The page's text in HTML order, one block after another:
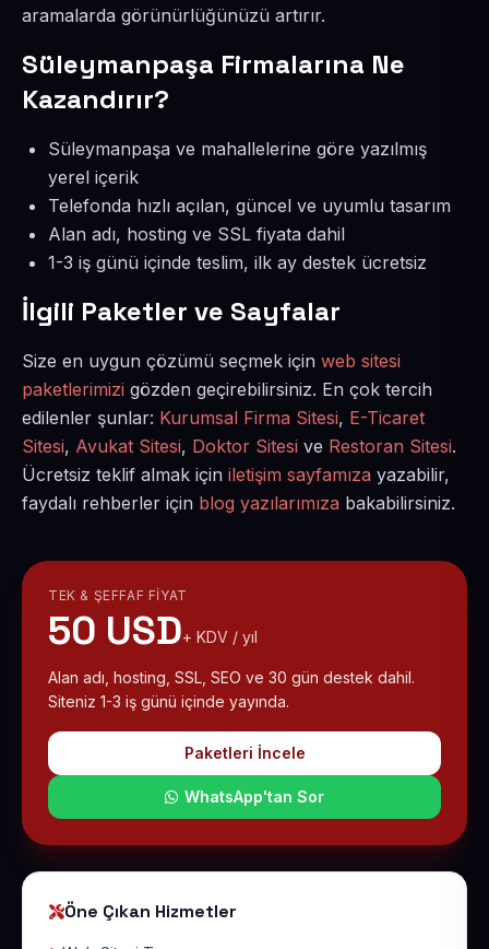
aramalarda görünürlüğünüzü artırır.
Süleymanpaşa Firmalarına Ne
Kazandırır?
Süleymanpaşa ve mahallelerine göre yazılmış
yerel içerik
Telefonda hızlı açılan, güncel ve uyumlu tasarım
Alan adı, hosting ve SSL fiyata dahil
1-3 iş günü içinde teslim, ilk ay destek ücretsiz
İlgili Paketler ve Sayfalar
Size en uygun çözümü seçmek için web sitesi
paketlerimizi gözden geçirebilirsiniz. En çok tercih
edilenler şunlar: Kurumsal Firma Sitesi, E-Ticaret
Sitesi, Avukat Sitesi, Doktor Sitesi ve Restoran Sitesi.
Ücretsiz teklif almak için iletişim sayfamıza yazabilir,
faydalı rehberler için blog yazılarımıza bakabilirsiniz.
TEK & ŞEFFAF FIYAT
50 USD+ KDV / yıl
Alan adı, hosting, SSL, SEO ve 30 gün destek dahil.
Siteniz 1-3 iş günü içinde yayında.
Paketleri İncele
WhatsApp'tan Sor
Öne Çıkan Hizmetler